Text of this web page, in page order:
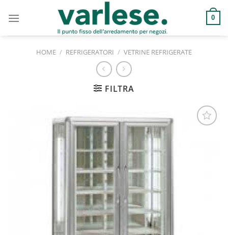
0
HOME / REFRIGERATORI / VETRINE REFRIGERATE
FILTRA